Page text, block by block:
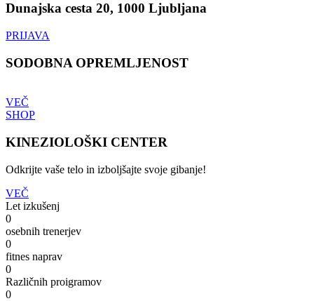
Dunajska cesta 20, 1000 Ljubljana
PRIJAVA
SODOBNA OPREMLJENOST
VEČ
SHOP
KINEZIOLOŠKI CENTER
Odkrijte vaše telo in izboljšajte svoje gibanje!
VEČ
Let izkušenj
0
osebnih trenerjev
0
fitnes naprav
0
Različnih proigramov
0